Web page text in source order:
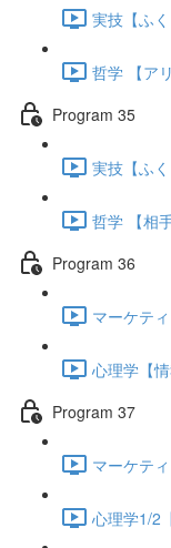
実技【ふ
哲学 【ア
Program 35
実技【ふ
哲学 【相
Program 36
マーケテ
心理学【
Program 37
マーケテ
心理学1/2